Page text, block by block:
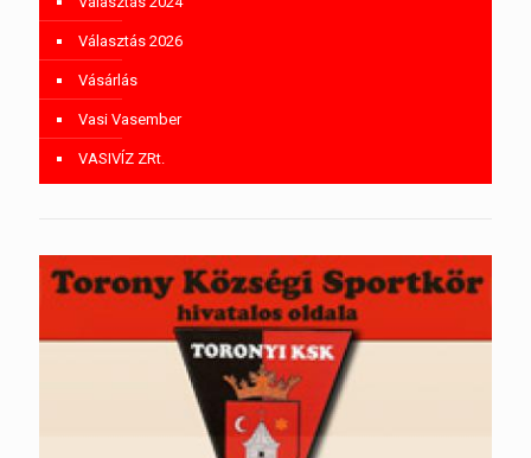
Választás 2026
Vásárlás
Vasi Vasember
VASIVÍZ ZRt.